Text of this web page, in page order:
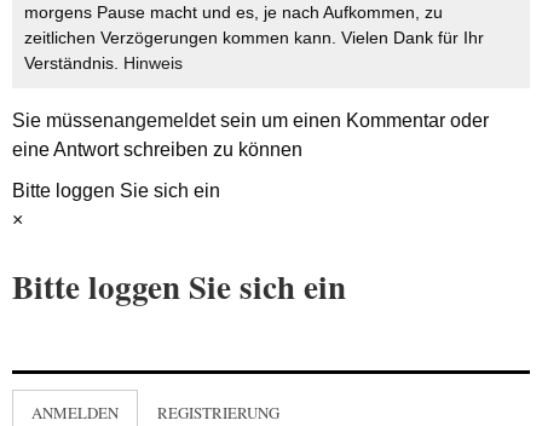
morgens Pause macht und es, je nach Aufkommen, zu
zeitlichen Verzögerungen kommen kann. Vielen Dank für Ihr
Verständnis. Hinweis
Sie müssenangemeldetsein um einen Kommentar oder
eine Antwort schreiben zu können
Bitte loggen Sie sich ein
×
Bitte loggen Sie sich ein
ANMELDEN REGISTRIERUNG